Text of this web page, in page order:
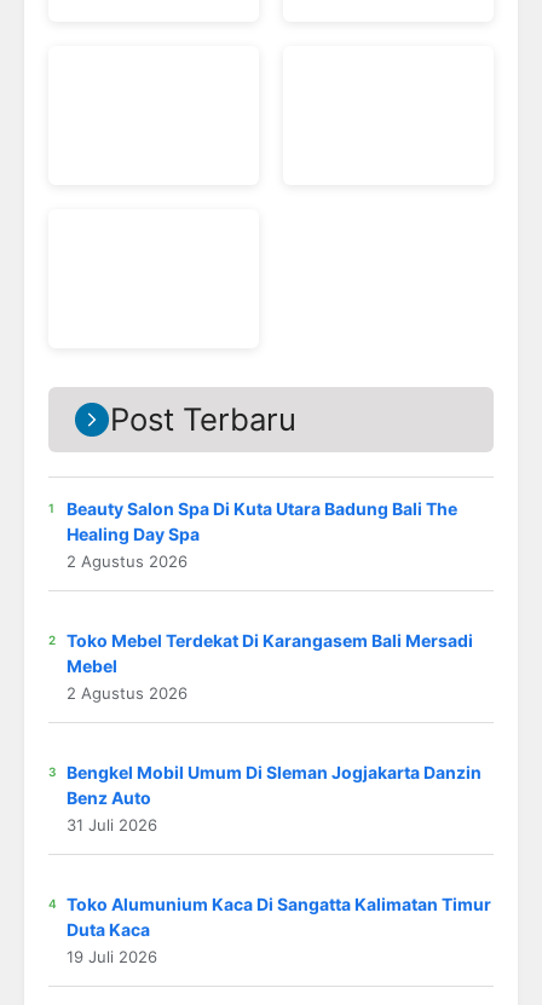
Post Terbaru
Beauty Salon Spa Di Kuta Utara Badung Bali The
Healing Day Spa
2 Agustus 2026
Toko Mebel Terdekat Di Karangasem Bali Mersadi
Mebel
2 Agustus 2026
Bengkel Mobil Umum Di Sleman Jogjakarta Danzin
Benz Auto
31 Juli 2026
Toko Alumunium Kaca Di Sangatta Kalimatan Timur
Duta Kaca
19 Juli 2026